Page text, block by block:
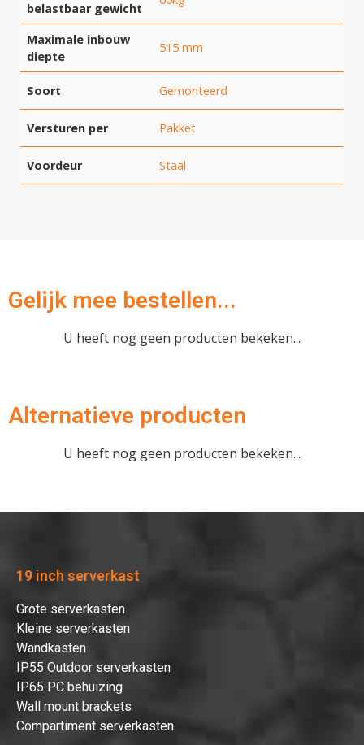
belastbaar gewicht
Maximale inbouw
diepte
515 mm
Soort Gemonteerd
Versturen per Pakket
Voordeur Staal
Gelijk mee bestellen...
U heeft nog geen producten bekeken...
Alternatieve producten
U heeft nog geen producten bekeken...
19 inch serverkast
Grote serverkasten
Kleine serverkasten
Wandkasten
IP55 Outdoor serverkasten
IP65 PC behuizing
Wall mount brackets
Compartiment serverkasten
Hartelijk dank!
Dit product is succesvol toegevoegd
aan uw winkelwagen!
Afrekenen